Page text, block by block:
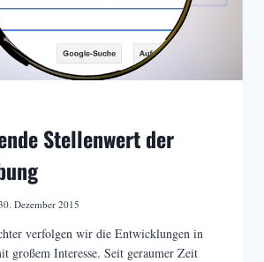
Stellenwert der
Dezember 2015
verfolgen wir die Entwicklungen in
großem Interesse. Seit geraumer Zeit